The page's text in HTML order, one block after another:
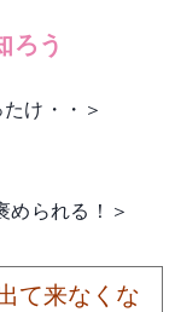
ろう
け・・＞
られる！＞
て来なくな